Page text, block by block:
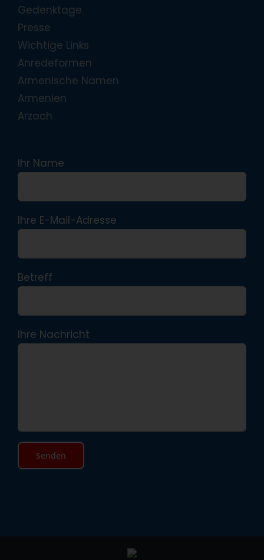
Gedenktage
Presse
Wichtige Links
Anredeformen
Armenische Namen
Armenien
Arzach
Ihr Name
Ihre E-Mail-Adresse
Betreff
Ihre Nachricht